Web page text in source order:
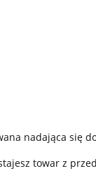
nadająca się
towar z